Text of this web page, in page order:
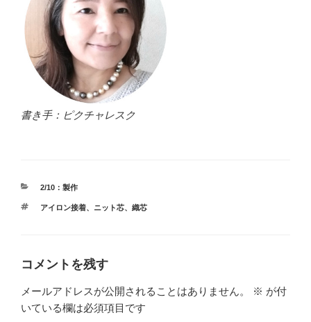
書き手：ピクチャレスク
カ
ゴ
2/10：製作
タ
アイロン接着、 ニット芯、 織芯
コメントを残す
メールアドレスが公開されることはありません。 ※ が付
いている欄は必須項目です